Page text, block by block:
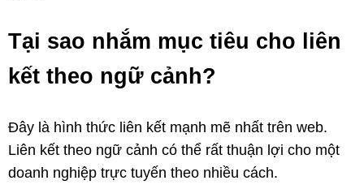
Tại sao nhắm mục tiêu cho liên
kết theo ngữ cảnh?
Đây là hình thức liên kết mạnh mẽ nhất trên web.
Liên kết theo ngữ cảnh có thể rất thuận lợi cho một
doanh nghiệp trực tuyến theo nhiều cách.